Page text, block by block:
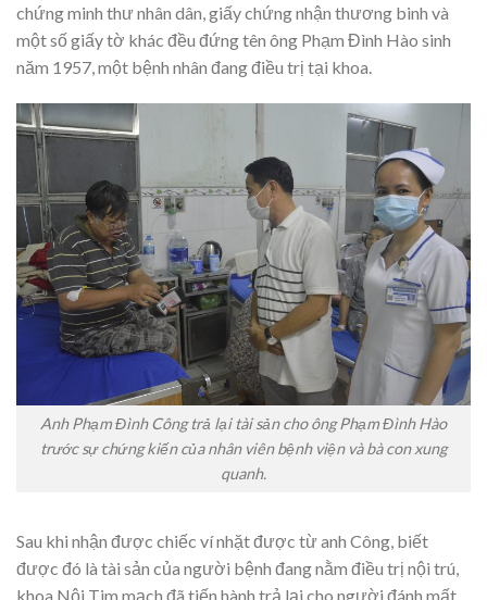
chứng minh thư nhân dân, giấy chứng nhận thương binh và
một số giấy tờ khác đều đứng tên ông Phạm Đình Hào sinh
năm 1957, một bệnh nhân đang điều trị tại khoa.
Anh Phạm Đình Công trả lại tài sản cho ông Phạm Đình Hào
trước sự chứng kiến của nhân viên bệnh viện và bà con xung
quanh.
Sau khi nhận được chiếc ví nhặt được từ anh Công, biết
được đó là tài sản của người bệnh đang nằm điều trị nội trú,
khoa Nội Tim mạch đã tiến hành trả lại cho người đánh mất.